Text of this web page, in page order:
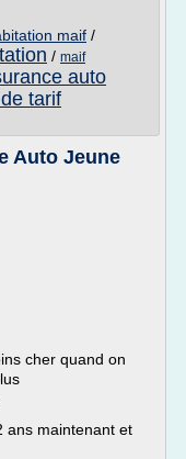
maif /
/ maif
auto
tarif
Auto Jeune
cher quand on
ans maintenant et